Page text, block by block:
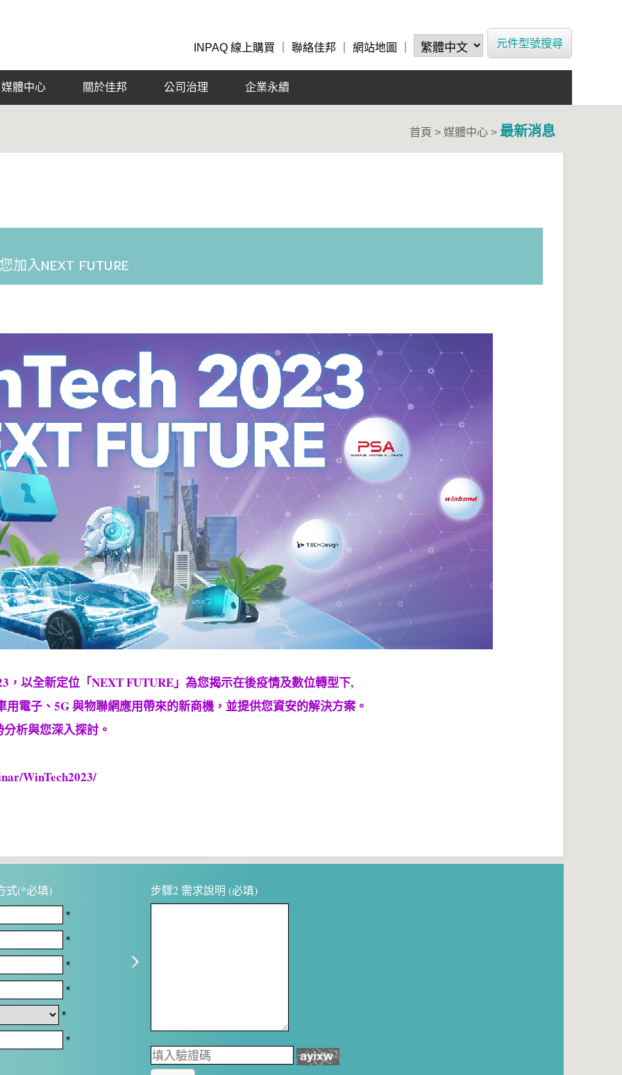
INPAQ 線上購買 聯絡佳邦 網站地圖 元件型號搜尋
媒體中心 關於佳邦 公司治理 企業永續
首頁 > 媒體中心 > 最新消息
入NEXT FUTURE
，以全新定位「NEXT FUTURE」為您揭示在後疫情及數位轉型下,
電子、5G 與物聯網應用帶來的新商機，並提供您資安的解決方案。
析與您深入探討。
WinTech2023/
式(*必填)
*
*
*
*
*
*
步驟2 需求說明 (必填)